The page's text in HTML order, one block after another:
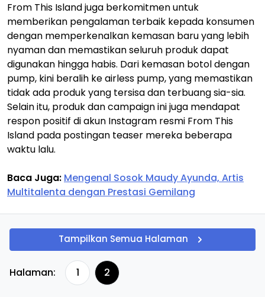
From This Island juga berkomitmen untuk
memberikan pengalaman terbaik kepada konsumen
dengan memperkenalkan kemasan baru yang lebih
nyaman dan memastikan seluruh produk dapat
digunakan hingga habis. Dari kemasan botol dengan
pump, kini beralih ke airless pump, yang memastikan
tidak ada produk yang tersisa dan terbuang sia-sia.
Selain itu, produk dan campaign ini juga mendapat
respon positif di akun Instagram resmi From This
Island pada postingan teaser mereka beberapa
waktu lalu.
Baca Juga: Mengenal Sosok Maudy Ayunda, Artis
Multitalenta dengan Prestasi Gemilang
Tampilkan Semua Halaman
Halaman: 1 2